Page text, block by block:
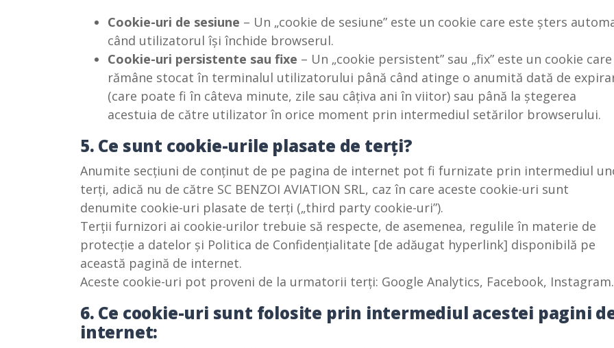
Cookie-uri de sesiune – Un „cookie de sesiune” este un cookie care este șters
când utilizatorul își închide browserul.
Cookie-uri persistente sau fixe – Un „cookie persistent” sau „fix” este un cookie care
rămâne stocat în terminalul utilizatorului până când atinge o anumită dată de
(care poate fi în câteva minute, zile sau câțiva ani în viitor) sau până la ștegerea
acestuia de către utilizator în orice moment prin intermediul setărilor browserului.
5. Ce sunt cookie-urile plasate de terți?
Anumite secțiuni de conținut de pe pagina de internet pot fi furnizate prin intermediul
terți, adică nu de către SC BENZOI AVIATION SRL, caz în care aceste cookie-uri sunt
denumite cookie-uri plasate de terți („third party cookie-uri”).
Terții furnizori ai cookie-urilor trebuie să respecte, de asemenea, regulile în materie de
protecție a datelor și Politica de Confidențialitate [de adăugat hyperlink] disponibilă pe
această pagină de internet.
Aceste cookie-uri pot proveni de la urmatorii terți: Google Analytics, Facebook, Instagram.
6. Ce cookie-uri sunt folosite prin intermediul acestei pagini
internet: